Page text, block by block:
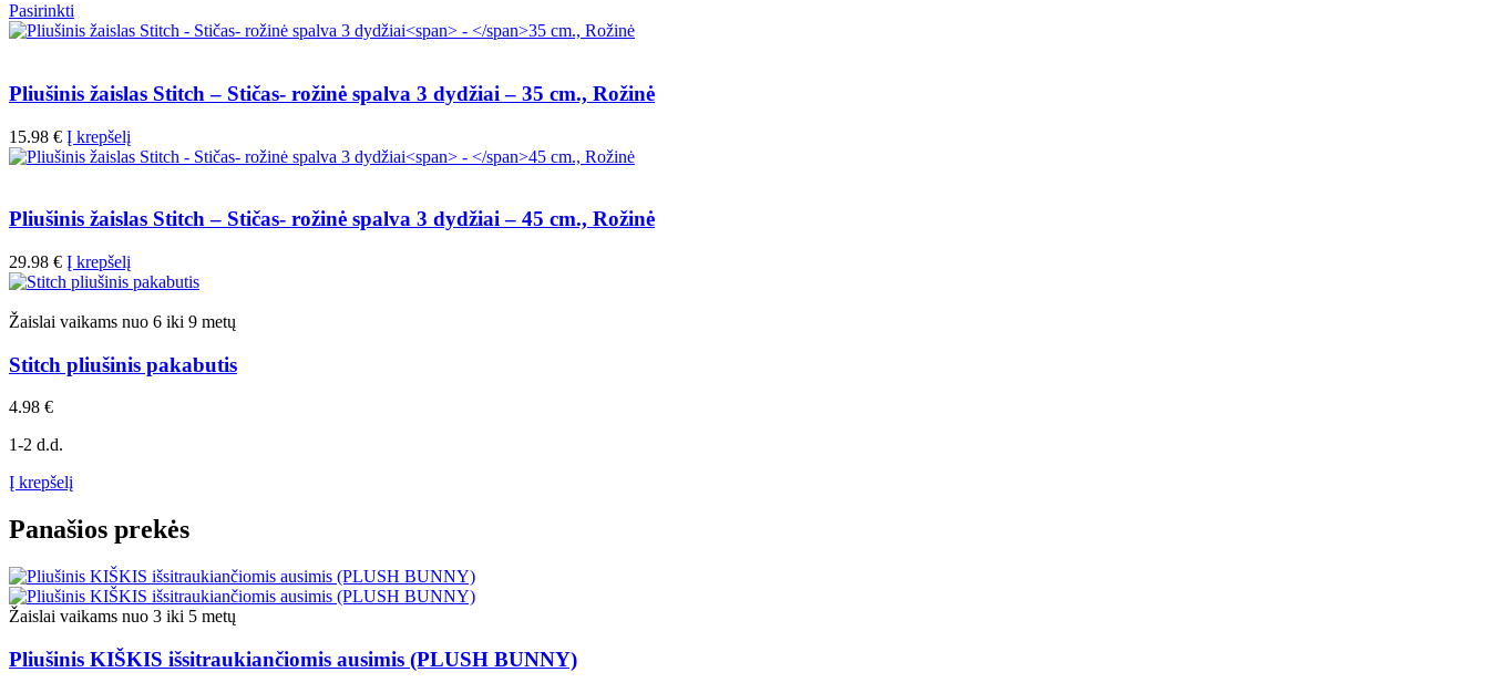
Pasirinkti
product
variants.
The
options
may
be
on
the
page
Pliušinis žaislas Stitch – Stičas- rožinė spalva 3 dydžiai – 35 cm., Rožinė
15.98 € Į krepšelį
Pliušinis žaislas Stitch – Stičas- rožinė spalva 3 dydžiai– 45 cm., Rožinė
29.98 € Į krepšelį
Žaislai vaikams nuo 6 iki 9 metų
Stitch pliušinis pakabutis
4.98 €
1-2 d.d.
Į krepšelį
Panašios prekės
Žaislai vaikams nuo 3 iki 5 metų
Pliušinis KIŠKIS išsitraukiančiomis ausimis (PLUSH BUNNY)